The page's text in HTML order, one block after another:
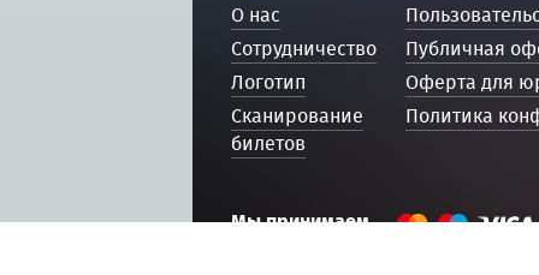
О нас
Сотрудничество
Логотип
Сканирование
билетов
Публичная
Оферта для
Политика
Мы принимаем